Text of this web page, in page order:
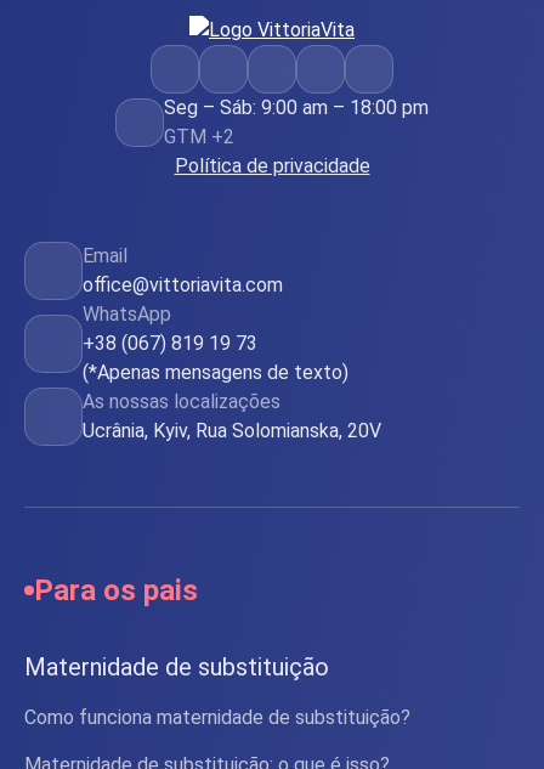
Seg – Sáb: 9:00 am – 18:00 pm
GTM +2
Política de privacidade
Email
office@vittoriavita.com
WhatsApp
+38 (067) 819 19 73
(*Apenas mensagens de texto)
As nossas localizações
Ucrânia, Kyiv, Rua Solomianska, 20V
Para os pais
Maternidade de substituição
Como funciona maternidade de substituição?